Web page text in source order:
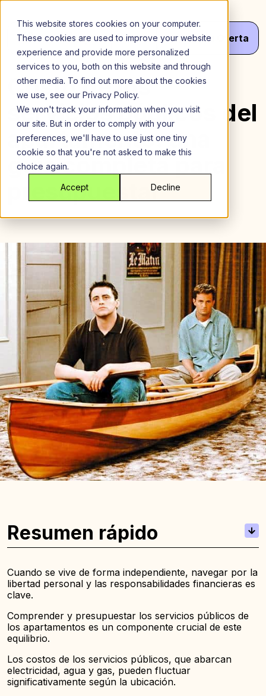
This website stores cookies on your computer.
These cookies are used to improve your website
experience and provide more personalized
services to you, both on this website and through
other media. To find out more about the cookies
we use, see our Privacy Policy.
We won't track your information when you visit
our site. But in order to comply with your
preferences, we'll have to use just one tiny
cookie so that you're not asked to make this
choice again.
Accept Decline
Saltar
contenido
Menú
¡HazTu Oferta
Costo de los
servicios públicos del
apartamento: una
guía completa para
presupuestar
Resumen rápido
Cuando se vive de forma independiente, navegar por la
libertad personal y las responsabilidades financieras es
clave.
Comprender y presupuestar los servicios públicos de
los apartamentos es un componente crucial de este
equilibrio.
Los costos de los servicios públicos, que abarcan
electricidad, agua y gas, pueden fluctuar
significativamente según la ubicación.